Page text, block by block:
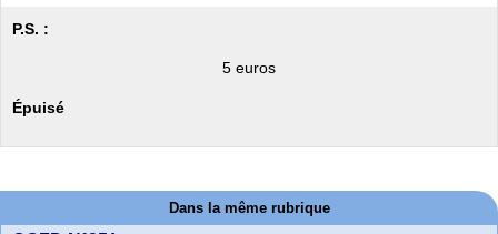
P.S. :
5 euros
Épuisé
Dans la même rubrique